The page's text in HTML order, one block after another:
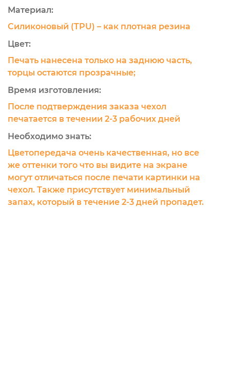
Материал:
Силиконовый (TPU) – как плотная резина
Цвет:
Печать нанесена только на заднюю часть,
торцы остаются прозрачные;
Время изготовления:
После подтверждения заказа чехол
печатается в течении 2-3 рабочих дней
Необходимо знать:
Цветопередача очень качественная, но все
же оттенки того что вы видите на экране
могут отличаться после печати картинки на
чехол. Также присутствует минимальный
запах, который в течение 2-3 дней пропадет.